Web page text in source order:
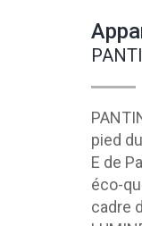
pied
E de
éco-
cadre